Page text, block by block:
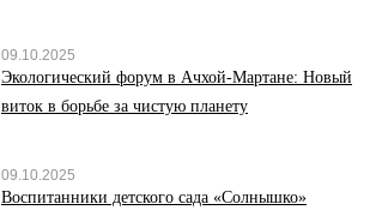
09.10.2025
Экологический форум в Ачхой-Мартане: Новый
виток в борьбе за чистую планету
09.10.2025
Воспитанники детского сада «Солнышко»